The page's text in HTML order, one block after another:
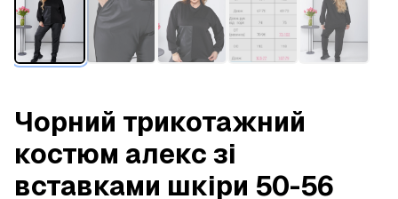
Чорний трикотажний
костюм алекс зі
вставками шкіри 50-56